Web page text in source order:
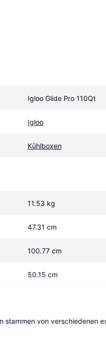
Igloo Glide Pro 110Qt
Igloo
Kühlboxen
11.53 kg
47.31 cm
100.77 cm
50.15 cm
stammen von verschiedenen